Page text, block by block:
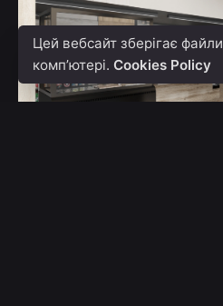
Цей вебсайт зберігає файли
комп’ютері. Cookies Policy